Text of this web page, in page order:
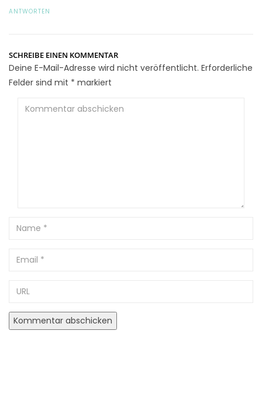
ANTWORTEN
SCHREIBE EINEN KOMMENTAR
Deine E-Mail-Adresse wird nicht veröffentlicht. Erforderliche
Felder sind mit * markiert
Kommentar
Name
Email